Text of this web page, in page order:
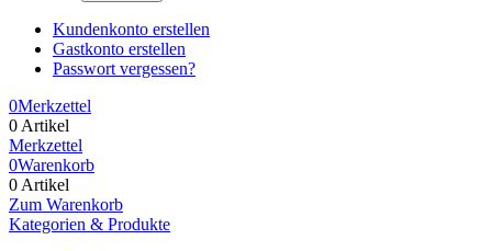
Kundenkonto erstellen
Gastkonto erstellen
Passwort vergessen?
0Merkzettel
0 Artikel
Merkzettel
0Warenkorb
0 Artikel
Zum Warenkorb
Kategorien & Produkte